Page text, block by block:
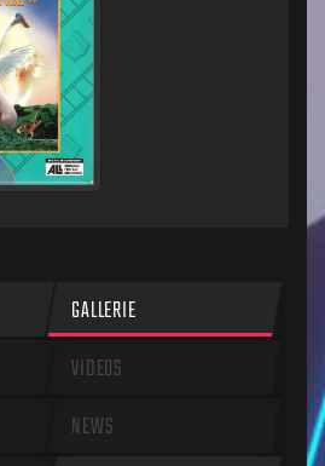
GALLERIE
VIDEOS
NEWS